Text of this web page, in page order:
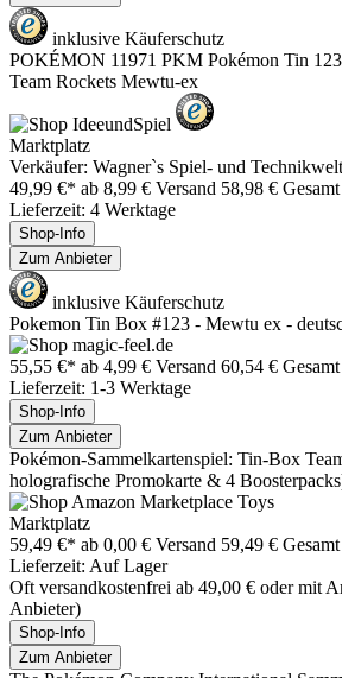
inklusive Käuferschutz
POKÉMON 11971 PKM Pokémon Tin
Team Rockets Mewtu-ex
Marktplatz
Verkäufer: Wagner`s Spiel- und
49,99 €* ab 8,99 € Versand 58,98 € Gesamt
Lieferzeit: 4 Werktage
Shop-Info
Zum Anbieter
inklusive Käuferschutz
Pokemon Tin Box #123 - Mewtu ex -
55,55 €* ab 4,99 € Versand 60,54 € Gesamt
Lieferzeit: 1-3 Werktage
Shop-Info
Zum Anbieter
Pokémon-Sammelkartenspiel: Tin-Box
holografische Promokarte & 4
Marktplatz
59,49 €* ab 0,00 € Versand 59,49 € Gesamt
Lieferzeit: Auf Lager
Oft versandkostenfrei ab 49,00 € oder mit
Anbieter)
Shop-Info
Zum Anbieter